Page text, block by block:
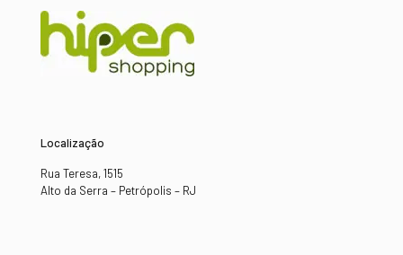
Localização
Rua Teresa, 1515
Alto da Serra – Petrópolis – RJ